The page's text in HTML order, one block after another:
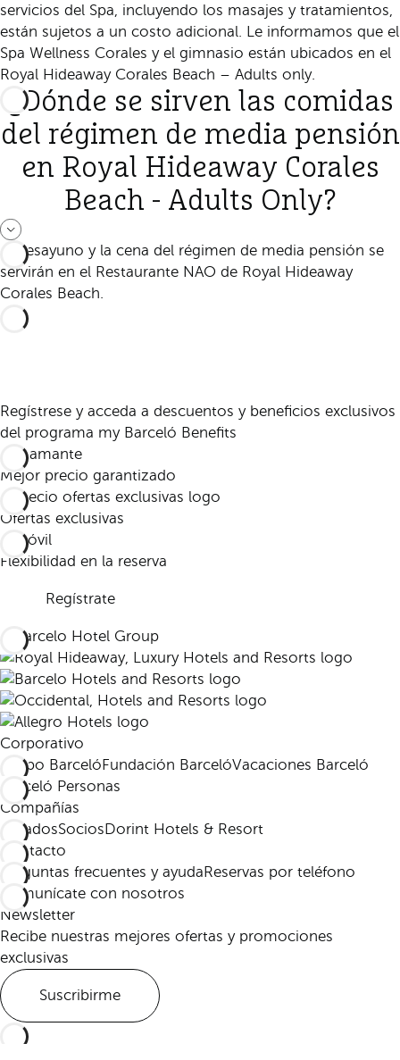
servicios del Spa, incluyendo los masajes y tratamientos,
están sujetos a un costo adicional. Le informamos que el
Spa Wellness Corales y el gimnasio están ubicados en el
Royal Hideaway Corales Beach – Adults only.
¿Dónde se sirven las comidas
del régimen de media pensión
en Royal Hideaway Corales
Beach - Adults Only?
El desayuno y la cena del régimen de media pensión se
servirán en el Restaurante NAO de Royal Hideaway
Corales Beach.
Regístrese y acceda a descuentos y beneficios exclusivos
del programa my Barceló Benefits
Mejor precio garantizado
Ofertas exclusivas
Flexibilidad en la reserva
Regístrate
Corporativo
Grupo Barceló Fundación BarcelóVacaciones Barceló
Barceló Personas
Compañías
AfiliadosSocios Dorint Hotels & Resort
Contacto
Preguntas frecuentes y ayuda Reservas por teléfono
Comunícate con nosotros
Newsletter
Recibe nuestras mejores ofertas y promociones
exclusivas
Suscribirme